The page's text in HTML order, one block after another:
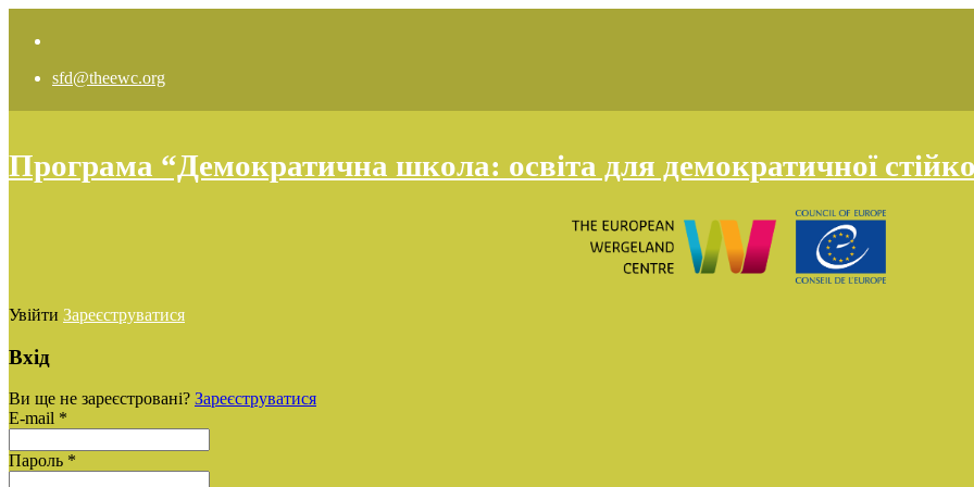
sfd@theewc.org
Програма “Демократична школа: освіта для демократичної
Увійти Зареєструватися
Вхід
Ви ще не зареєстровані? Зареєструватися
E-mail *
Пароль *